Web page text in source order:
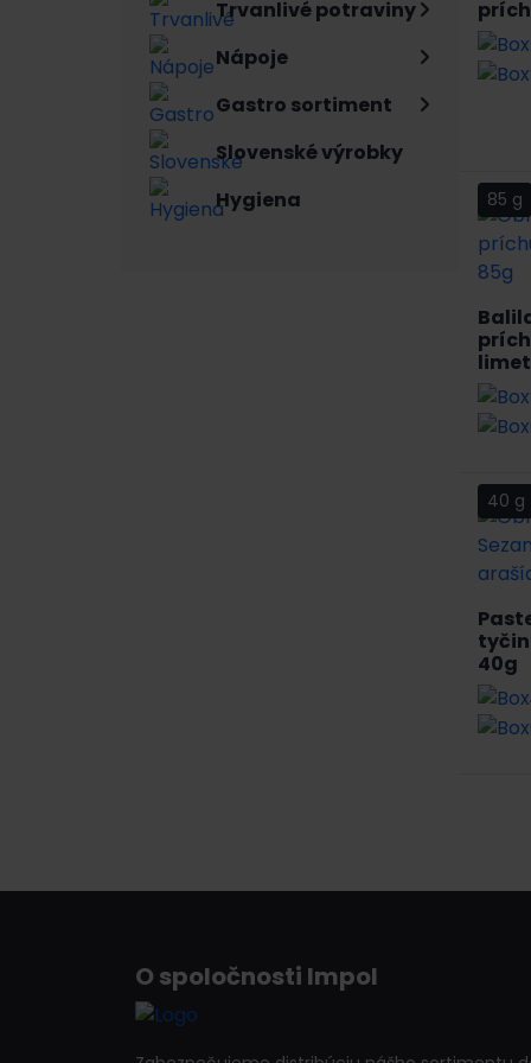
Trvanlivé potraviny
Nápoje
Gastro sortiment
Slovenské výrobky
Hygiena
85 g
40 g
40g
O spoločnosti Impol